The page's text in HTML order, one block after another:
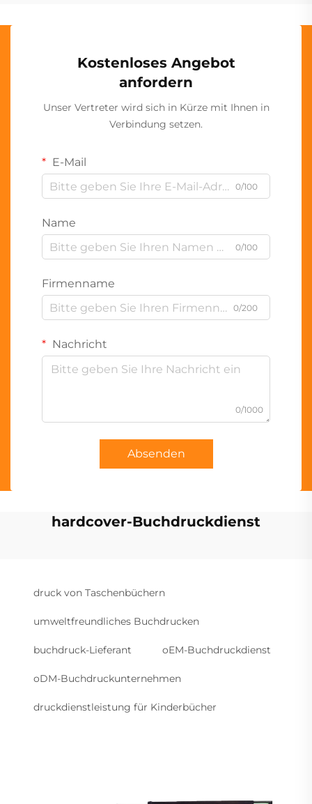
Kostenloses Angebot
anfordern
Unser Vertreter wird sich in Kürze mit Ihnen in
Verbindung setzen.
E-Mail
0/100
Name
0/100
Firmenname
0/200
Nachricht
0/1000
Absenden
hardcover-Buchdruckdienst
druck von Taschenbüchern
umweltfreundliches Buchdrucken
buchdruck-Lieferant oEM-Buchdruckdienst
oDM-Buchdruckunternehmen
druckdienstleistung für Kinderbücher